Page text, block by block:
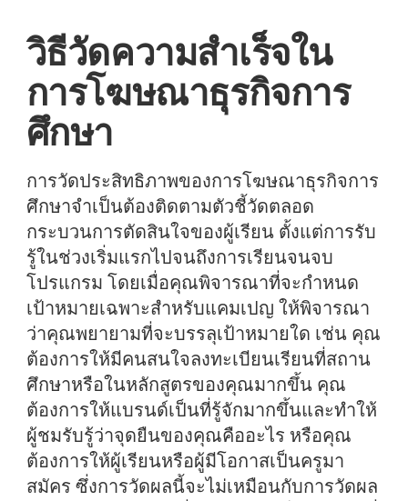
วิธีวัดความสำเร็จใน
การโฆษณาธุรกิจการ
ศึกษา
การวัดประสิทธิภาพของการโฆษณาธุรกิจการ
ศึกษาจำเป็นต้องติดตามตัวชี้วัดตลอด
กระบวนการตัดสินใจของผู้เรียน ตั้งแต่การรับ
รู้ในช่วงเริ่มแรกไปจนถึงการเรียนจนจบ
โปรแกรม โดยเมื่อคุณพิจารณาที่จะกำหนด
เป้าหมายเฉพาะสำหรับแคมเปญ ให้พิจารณา
ว่าคุณพยายามที่จะบรรลุเป้าหมายใด เช่น คุณ
ต้องการให้มีคนสนใจลงทะเบียนเรียนที่สถาน
ศึกษาหรือในหลักสูตรของคุณมากขึ้น คุณ
ต้องการให้แบรนด์เป็นที่รู้จักมากขึ้นและทำให้
ผู้ชมรับรู้ว่าจุดยืนของคุณคืออะไร หรือคุณ
ต้องการให้ผู้เรียนหรือผู้มีโอกาสเป็นครูมา
สมัคร ซึ่งการวัดผลนี้จะไม่เหมือนกับการวัดผล